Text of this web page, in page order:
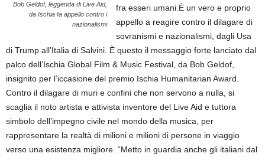
Bob Geldof, leggenda di Live Aid,
da Ischia fa appello contro i
nazionalismi
fra esseri umani.È un vero e proprio
appello a reagire contro il dilagare di
sovranismi e nazionalismi, dagli Usa
di Trump all’Italia di Salvini. È questo il messaggio forte lanciato dal
palco dell’Ischia Global Film & Music Festival, da Bob Geldof,
insignito per l’iccasione del premio Ischia Humanitarian Award.
Contro il dilagare di muri e confini che non servono a nulla, si
scaglia il noto artista e attivista inventore del Live Aid e tuttora
simbolo dell’impegno civile nel mondo della musica, per
rappresentare la realtà di milioni e milioni di persone in viaggio
verso una esistenza migliore. “Metto in guardia anche gli italiani dal